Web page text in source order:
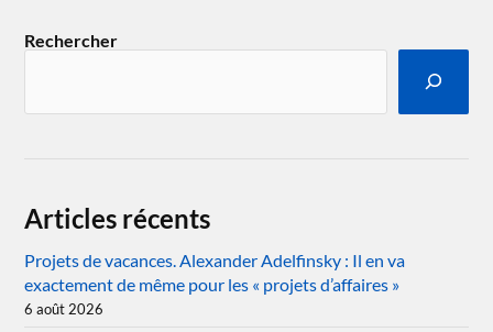
Rechercher
Articles récents
Projets de vacances. Alexander Adelfinsky : Il en va
exactement de même pour les « projets d’affaires »
6 août 2026